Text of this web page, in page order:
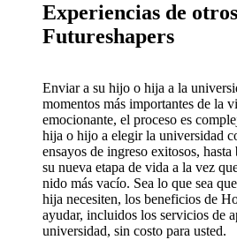
Experiencias de otros
Futureshapers
Enviar a su hijo o hija a la
momentos más importantes de la
emocionante, el proceso es
hija o hijo a elegir la universidad
ensayos de ingreso exitosos,
su nueva etapa de vida a la vez
nido más vacío. Sea lo que sea
hija necesiten, los beneficios de
ayudar, incluidos los servicios de
universidad, sin costo para usted.